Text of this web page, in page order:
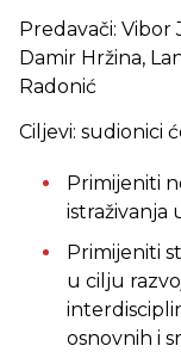
Predavači: Vibor
Damir Hržina,
Radonić
Ciljevi: sudionici
Primijeniti
istraživanja
Primijeniti
u cilju
osnovnih i